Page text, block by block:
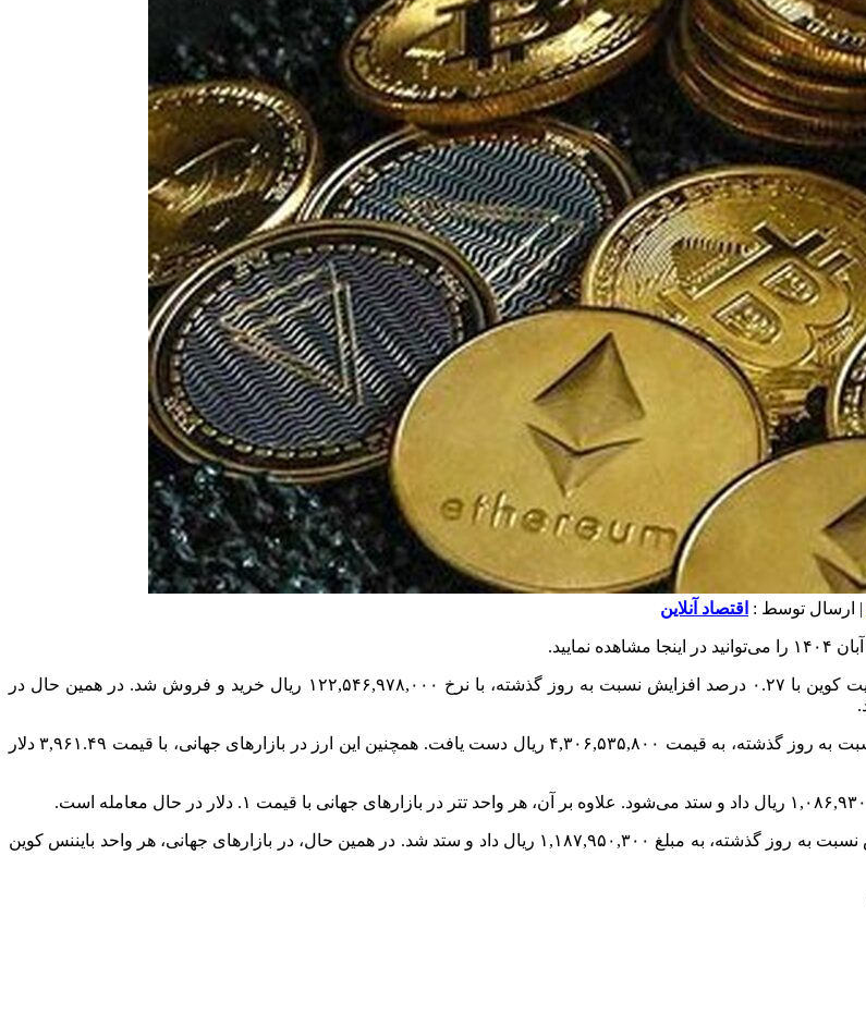
| ارسال توسط : اقتصاد آنلاین
به گزارش اقتصاد آنلاین، امروز برابر با چهارشنبه ۷ آبان ۱۴۰۴ در بازار داخلی، هر بیت کوین با ۰.۲۷ درصد افزایش نسبت به روز گذشته، با نرخ ۱۲۲,۵۴۶,۹۷۸,۰۰۰ ریال خرید و فروش شد. در همین حال در
از سوی دیگر، هر واحد اتریوم در بازار داخلی ارز‌های دیجیتال با ۰.۴۱ درصد کاهش نسبت به روز گذشته، به قیمت ۴,۳۰۶,۵۳۵,۸۰۰ ریال دست یافت. همچنین این ارز در بازار‌های جهانی، با قیمت ۳,۹۶۱.۴۹ دلار
گفتنی است در معاملات روز جاری، بایننس کوین در بازار داخلی با ۱.۹۴ درصد کاهش نسبت به روز گذشته، به مبلغ ۱,۱۸۷,۹۵۰,۳۰۰ ریال داد و ستد شد. در همین حال، در بازار‌های جهانی، هر واحد بایننس کوین